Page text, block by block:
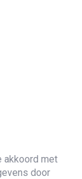
akkoord met
door